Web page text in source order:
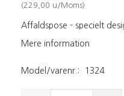
(229,00 u/Moms)
Affaldspose - specielt
Mere information
Model/varenr.: 1324